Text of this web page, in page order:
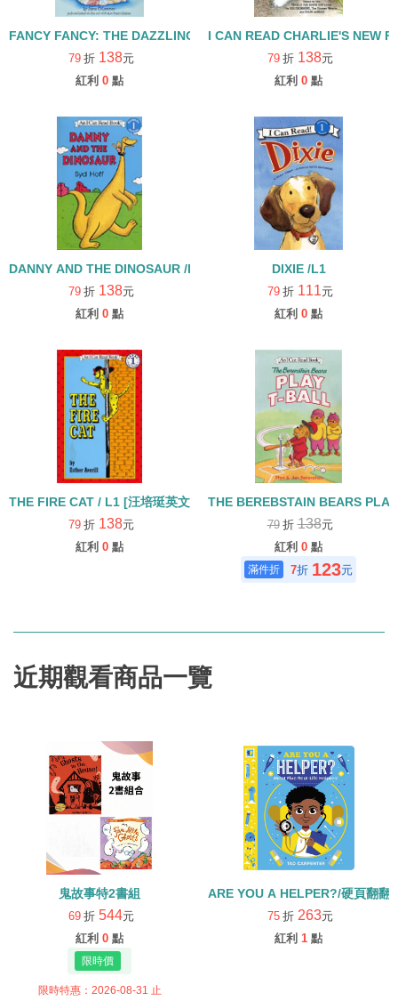
FANCY FANCY: THE DAZZLING BOOK REPORT /L1
79 折 138元
紅利 0 點
I CAN READ CHARLIE'S NEW
79 折 138元
紅利 0 點
DANNY AND THE DINOSAUR /L1 [汪培珽英文書單]
79 折 138元
紅利 0 點
DIXIE /L1
79 折 111元
紅利 0 點
THE FIRE CAT / L1 [汪培珽英文書單]
79 折 138元
紅利 0 點
THE BEREBSTAIN BEARS
79 折138元
紅利 0 點
7折 123元
近期觀看商品一覽
鬼故事特2書組
69 折 544元
紅利 0 點
限時特惠：2026-08-31 止
ARE YOU A HELPER?/硬頁翻翻
75 折 263元
紅利 1 點